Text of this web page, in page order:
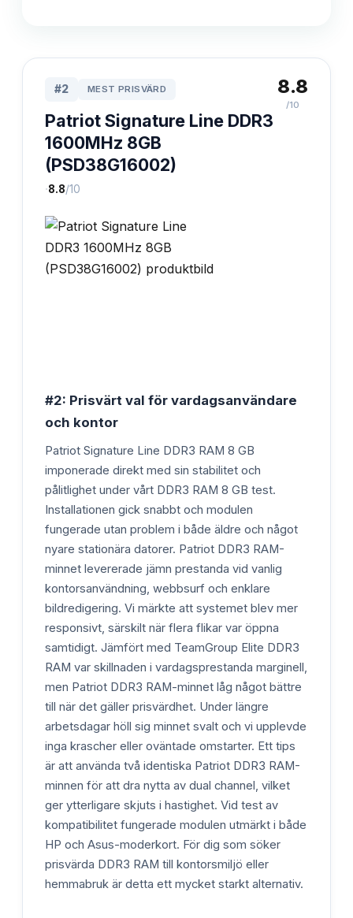
#2 MEST PRISVÄRD
Patriot Signature Line DDR3
1600MHz 8GB
(PSD38G16002)
·8.8/10
8.8
/10
#2: Prisvärt val för vardagsanvändare
och kontor
Patriot Signature Line DDR3 RAM 8 GB
imponerade direkt med sin stabilitet och
pålitlighet under vårt DDR3 RAM 8 GB test.
Installationen gick snabbt och modulen
fungerade utan problem i både äldre och något
nyare stationära datorer. Patriot DDR3 RAM-
minnet levererade jämn prestanda vid vanlig
kontorsanvändning, webbsurf och enklare
bildredigering. Vi märkte att systemet blev mer
responsivt, särskilt när flera flikar var öppna
samtidigt. Jämfört med TeamGroup Elite DDR3
RAM var skillnaden i vardagsprestanda marginell,
men Patriot DDR3 RAM-minnet låg något bättre
till när det gäller prisvärdhet. Under längre
arbetsdagar höll sig minnet svalt och vi upplevde
inga krascher eller oväntade omstarter. Ett tips
är att använda två identiska Patriot DDR3 RAM-
minnen för att dra nytta av dual channel, vilket
ger ytterligare skjuts i hastighet. Vid test av
kompatibilitet fungerade modulen utmärkt i både
HP och Asus-moderkort. För dig som söker
prisvärda DDR3 RAM till kontorsmiljö eller
hemmabruk är detta ett mycket starkt alternativ.